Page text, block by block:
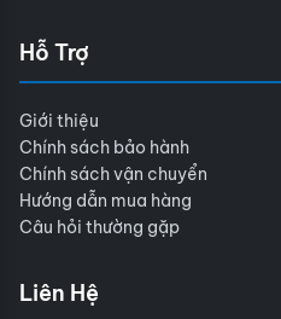
Hỗ Trợ
Giới thiệu
Chính sách bảo hành
Chính sách vận chuyển
Hướng dẫn mua hàng
Câu hỏi thường gặp
Liên Hệ